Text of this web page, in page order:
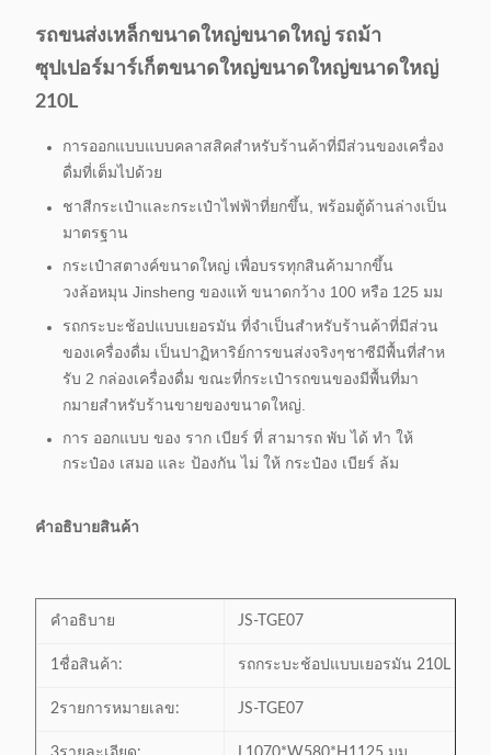
รถขนส่งเหล็กขนาดใหญ่ขนาดใหญ่ รถม้า
ซุปเปอร์มาร์เก็ตขนาดใหญ่ขนาดใหญ่ขนาดใหญ่
210L
การออกแบบแบบคลาสสิคสําหรับร้านค้าที่มีส่วนของเครื่อง
ดื่มที่เต็มไปด้วย
ชาสีกระเป๋าและกระเป๋าไฟฟ้าที่ยกขึ้น, พร้อมตู้ด้านล่างเป็น
มาตรฐาน
กระเป๋าสตางค์ขนาดใหญ่ เพื่อบรรทุกสินค้ามากขึ้น
วงล้อหมุน Jinsheng ของแท้ ขนาดกว้าง 100 หรือ 125 มม
รถกระบะช้อปแบบเยอรมัน ที่จําเป็นสําหรับร้านค้าที่มีส่วน
ของเครื่องดื่ม เป็นปาฏิหาริย์การขนส่งจริงๆชาซีมีพื้นที่สําห
รับ 2 กล่องเครื่องดื่ม ขณะที่กระเป๋ารถขนของมีพื้นที่มา
กมายสําหรับร้านขายของขนาดใหญ่.
การ ออกแบบ ของ ราก เบียร์ ที่ สามารถ พับ ได้ ทํา ให้
กระป๋อง เสมอ และ ป้องกัน ไม่ ให้ กระป๋อง เบียร์ ล้ม
คําอธิบายสินค้า
คําอธิบาย JS-TGE07
1ชื่อสินค้า: รถกระบะช้อปแบบเยอรมัน 210L
2รายการหมายเลข: JS-TGE07